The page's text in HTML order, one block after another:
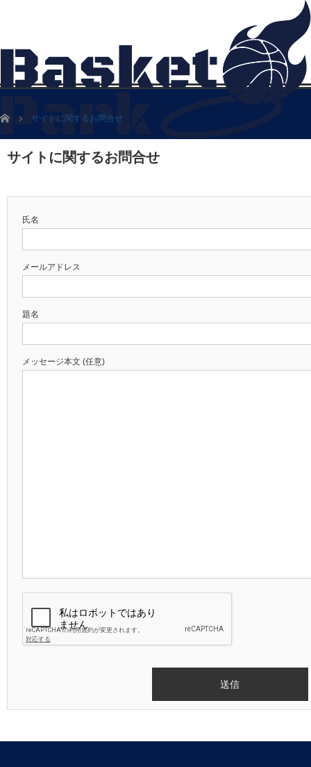
ホーム サイトに関するお問合せ
サイトに関するお問合せ
氏名
メールアドレス
題名
メッセージ本文 (任意)